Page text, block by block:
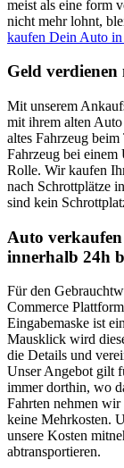
meist als eine form
nicht mehr lohnt,
kaufen Dein Auto
Geld
Mit unserem
mit ihrem alten
altes Fahrzeug
Fahrzeug bei
Rolle. Wir kaufen
nach Schrottplätze
sind kein
Auto
innerhalb 24h
Für den
Commerce
Eingabemaske ist
Mausklick wird
die Details und
Unser Angebot gilt
immer dorthin, wo
Fahrten nehmen
keine Mehrkosten.
unsere Kosten
abtransportieren.